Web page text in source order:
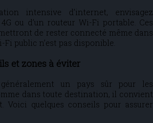
intensive d’internet, envisagez
4G ou d’un routeur Wi-Fi portable. Ces
de rester connecté même dans
Fi public n’est pas disponible.
et zones à éviter
un pays sûr pour les
dans toute destination, il convient
Voici quelques conseils pour assurer